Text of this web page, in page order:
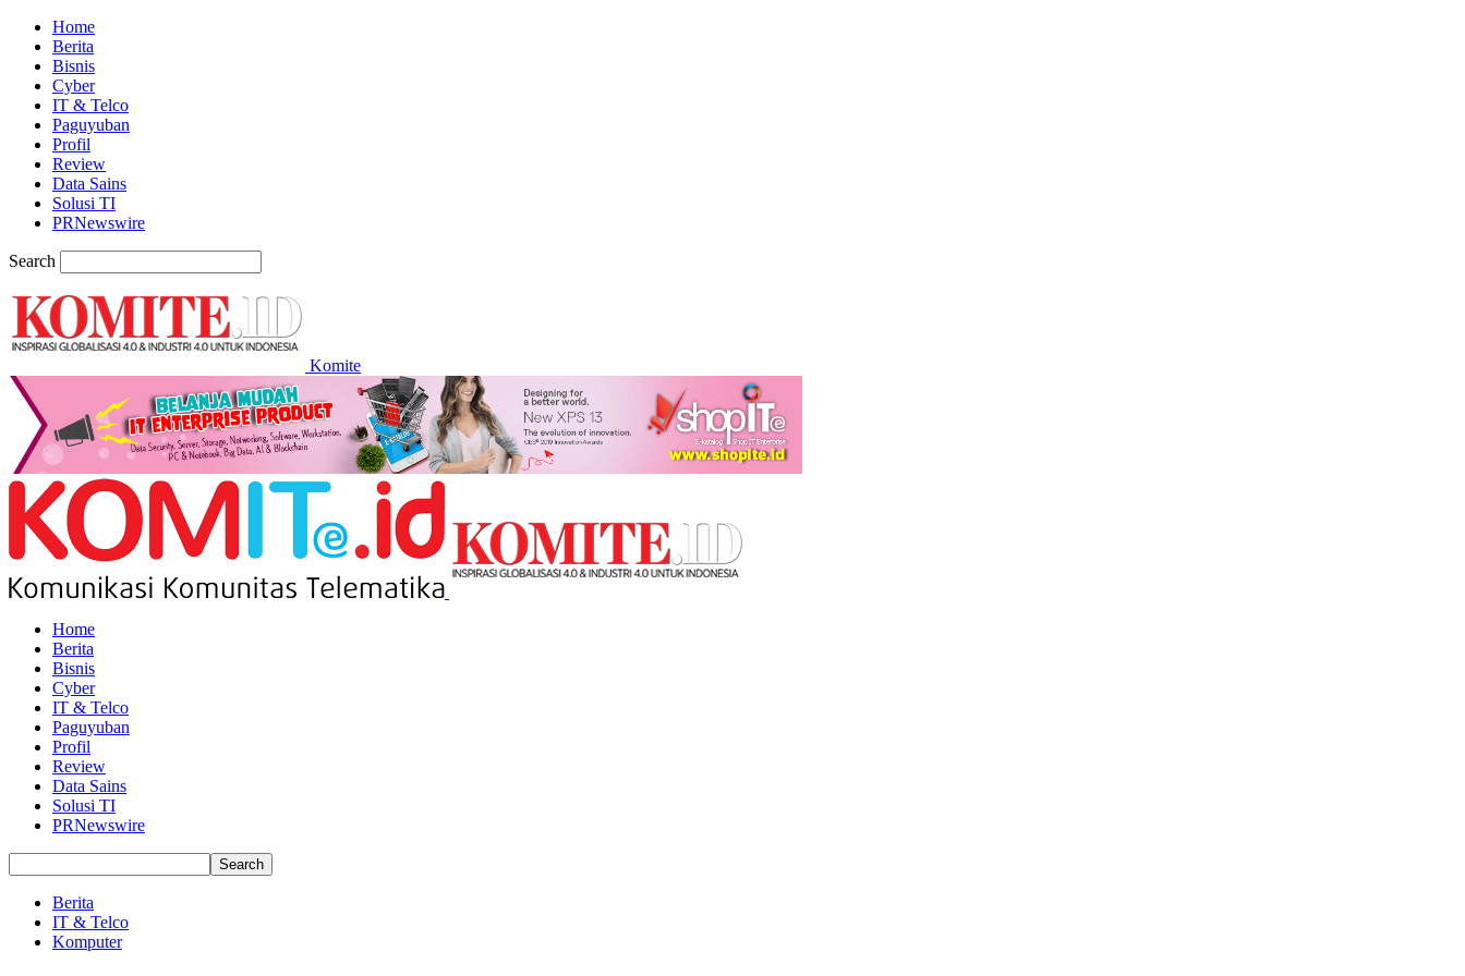
Home
Berita
Bisnis
Cyber
IT & Telco
Paguyuban
Profil
Review
Data Sains
Solusi TI
PRNewswire
Search
Komite
Home
Berita
Bisnis
Cyber
IT & Telco
Paguyuban
Profil
Review
Data Sains
Solusi TI
PRNewswire
Berita
IT & Telco
Komputer